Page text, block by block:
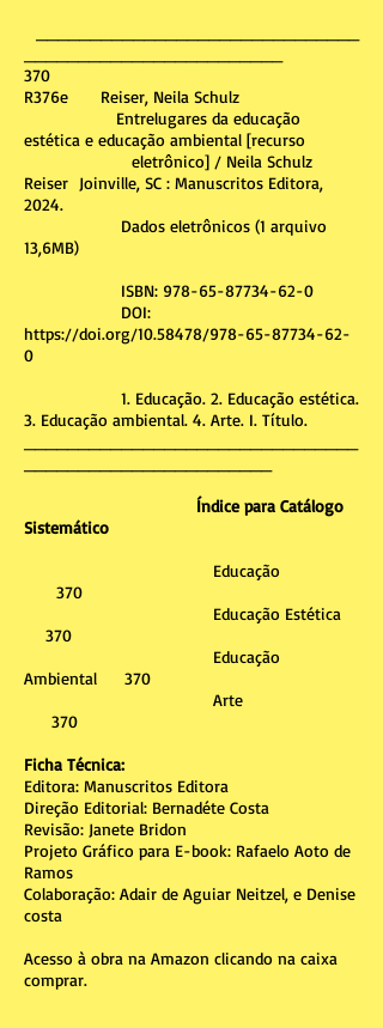
370
R376e Reiser, Neila Schulz
Entrelugares da educação
estética e educação ambiental [recurso
eletrônico] / Neila Schulz
Reiser Joinville, SC : Manuscritos Editora,
2024.
Dados eletrônicos (1 arquivo
13,6MB)
ISBN: 978-65-87734-62-0
DOI:
https://doi.org/10.58478/978-65-87734-62-
0
1. Educação. 2. Educação estética.
3. Educação ambiental. 4. Arte. I. Título.
Índice para Catálogo
Sistemático
Educação
370
Educação Estética
370
Educação
Ambiental 370
Arte
370
Ficha Técnica:
Editora: Manuscritos Editora
Direção Editorial: Bernadéte Costa
Revisão: Janete Bridon
Projeto Gráfico para E-book: Rafaelo Aoto de
Ramos
Colaboração: Adair de Aguiar Neitzel, e Denise
costa
Acesso à obra na Amazon clicando na caixa
comprar.